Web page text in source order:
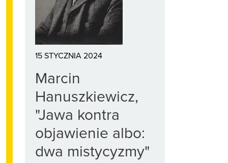
15 STYCZNIA 2024
Marcin
Hanuszkiewicz,
"Jawa kontra
objawienie albo:
dwa mistycyzmy"